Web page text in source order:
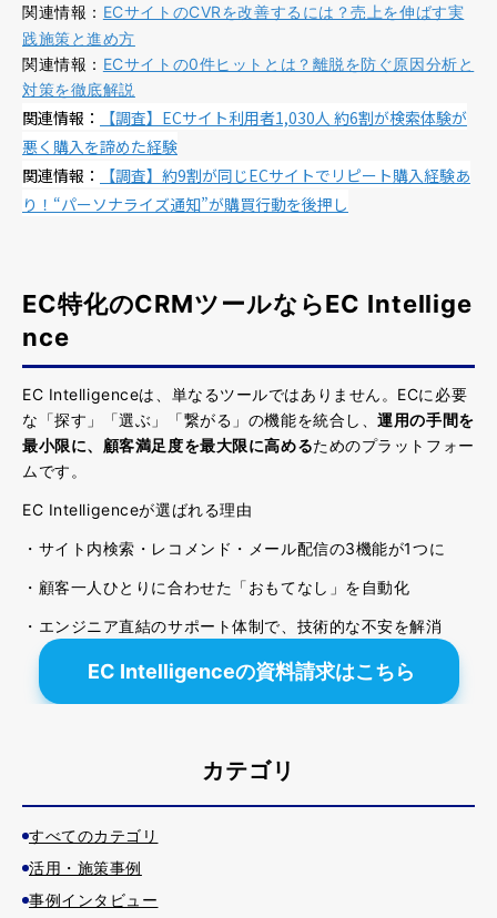
関連情報： ECサイトのCVRを改善するには？売上を伸ばす実
践施策と進め方
関連情報： ECサイトの0件ヒットとは？離脱を防ぐ原因分析と
対策を徹底解説
関連情報：
【調査】ECサイト利用者1,030人 約6割が検索体験が
悪く購入を諦めた経験
関連情報：
【調査】約9割が同じECサイトでリピート購入経験あ
り！“パーソナライズ通知”が購買行動を後押し
EC特化のCRMツールならEC Intellige
nce
EC Intelligenceは、単なるツールではありません。ECに必要
な「探す」「選ぶ」「繋がる」の機能を統合し、運用の手間を
最小限に、顧客満足度を最大限に高めるためのプラットフォー
ムです。
EC Intelligenceが選ばれる理由
・サイト内検索・レコメンド・メール配信の3機能が1つに
・顧客一人ひとりに合わせた「おもてなし」を自動化
・エンジニア直結のサポート体制で、技術的な不安を解消
EC Intelligenceの資料請求はこちら
カテゴリ
すべてのカテゴリ
活用・施策事例
事例インタビュー